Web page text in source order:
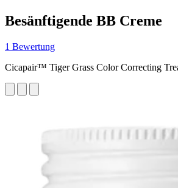
Besänftigende BB Creme
1 Bewertung
Cicapair™ Tiger Grass Color Correcting